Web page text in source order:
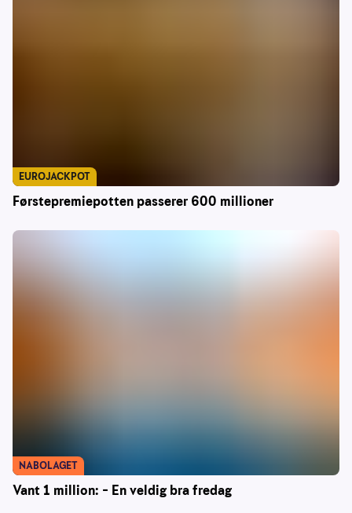
Førstepremiepotten passerer 600 millioner
EUROJACKPOT
Vant 1 million: – En veldig bra fredag
NABOLAGET